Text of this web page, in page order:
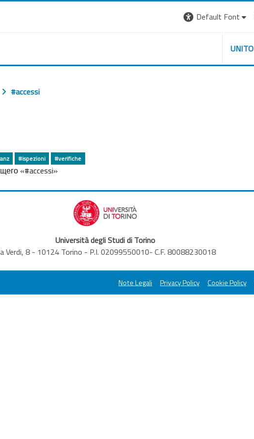
Default Font
UNITO
#accessi
#ispezioni #verifiche
«#accessi»
Università degli Studi di Torino
Verdi, 8 - 10124 Torino - P.I. 02099550010- C.F. 80088230018
Note Legali Privacy Policy Cookie Policy